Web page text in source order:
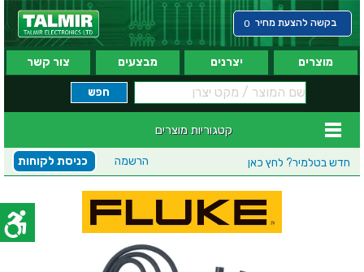
בקשה להצעת מחיר 0
מוצרים יצרנים מבצעים צור קשר
קטגוריות מוצרים
חדש בטלמיר? לחץ כאן כניסת לקוחות הרשמה